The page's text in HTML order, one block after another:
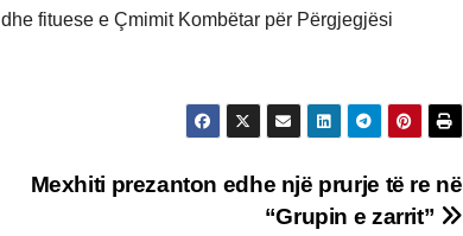
fituese e Çmimit Kombëtar për Përgjegjësi
Mexhiti prezanton edhe një prurje të re në
“Grupin e zarrit”